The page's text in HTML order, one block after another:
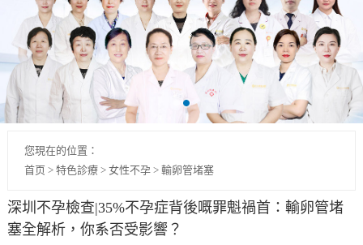
您現在的位置：
首页 > 特色診療> 女性不孕> 輸卵管堵塞
深圳不孕檢查|35%不孕症背後嘅罪魁禍首：輸卵管堵
塞全解析，你系否受影響？